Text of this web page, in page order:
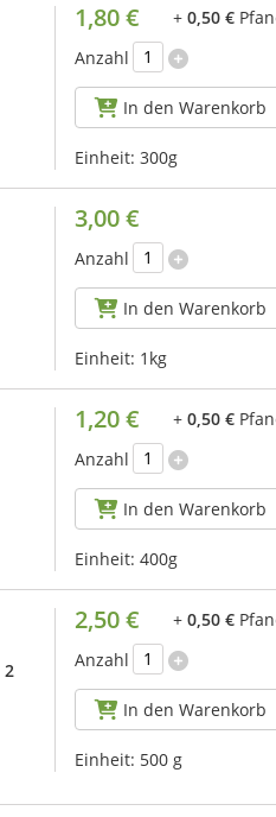
1,80 € + 0,50 €
Anzahl
In den Warenkorb
Einheit: 300g
3,00 €
Anzahl
In den Warenkorb
Einheit: 1kg
1,20 € + 0,50 €
Anzahl
In den Warenkorb
Einheit: 400g
2
2,50 € + 0,50 €
Anzahl
In den Warenkorb
Einheit: 500 g